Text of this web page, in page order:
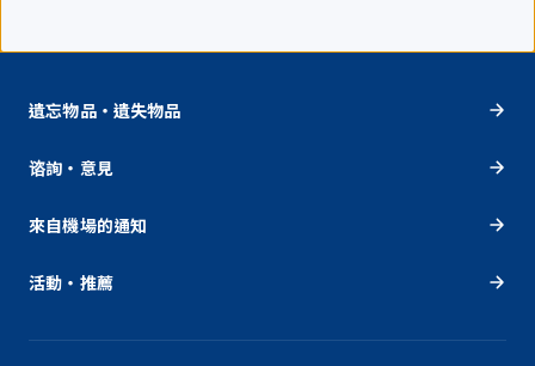
遺忘物品・遺失物品
谘詢・意見
來自機場的通知
活動・推薦